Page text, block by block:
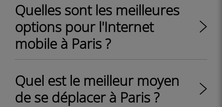
Quelles sont les meilleures
options pour l'Internet
mobile à Paris ?
Quel est le meilleur moyen
de se déplacer à Paris ?